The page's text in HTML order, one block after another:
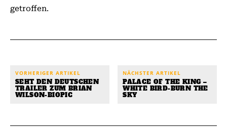
getroffen.
VORHERIGER ARTIKEL
SEHT DEN DEUTSCHEN
TRAILER ZUM BRIAN
WILSON-BIOPIC
NÄCHSTER ARTIKEL
PALACE OF THE KING –
WHITE BIRD-BURN THE
SKY